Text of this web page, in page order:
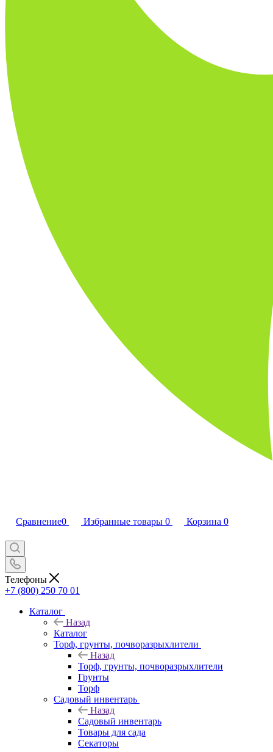
Сравнение0 Избранные товары 0 Корзина 0
Телефоны
+7 (800) 250 70 01
Каталог
Назад
Каталог
Торф, грунты, почворазрыхлители
Назад
Торф, грунты, почворазрыхлители
Грунты
Торф
Садовый инвентарь
Назад
Садовый инвентарь
Товары для сада
Секаторы